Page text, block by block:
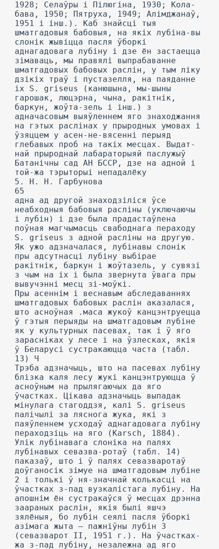
1928; Селаўры і Пілюгіна, 1930; Кола-
бава, 1950; Пятруха, 1949; Алімджанаў,
1951 і інш.). Каб знайсці тыя
шматгадовыя бабовыя, на якіх лубіна-вы
слонік жывіцца пасля ўборкі
аднагадовага лубіну і дзе ён застаецца
зімаваць, мы правялі выпрабаванне
шматгадовых бабовых раслін, у тым ліку
дзікіх траў і пустазелля, на паяданне
іх S. griseus (канюшына, мы-шыны
гарошак, люцэрна, чына, ракітнік,
баркун, жоўта-зель і інш.) з
адначасовым выяўленнем яго знаходжання
на гэтых раслінах у прыродных умовах і
ўзяццем у асен-не-вясенні перыяд
глебавых проб на такіх месцах. Выдат-
най прыроднай лабараторыяй паслужыў
Батанічны сад АН БССР, дзе на адной і
той-жа тэрыторыі непадалёку
5. Н. Н. Гарбунова
65
адна ад другой знаходзіліся ўсе
неабходныя бабовыя расліны (уключаючы
і лубін) і дзе была прадастаўлена
поўная магчымасць свабоднага пераходу
S. griseus з адной расліны на другую.
Як ужо адзначалася, лубінавы слонік
пры адсутнасці лубіну выбірае
ракітнік, баркун і жоўтазель, у сувязі
з чым на іх і была звернута ўвага пры
вывучэнні месц зі-моўкі.
Пры асеннім і веснавым абследаваннях
шматгадовых бабовых раслін аказалася,
што асноўная .маса жукоў канцэнтруецца
ў гэтыя перыяды на шматгадовым лубіне
як у культурных пасевах, так і ў яго
зарасніках у лесе і на ўзлесках, якія
ў Беларусі сустракаюцца часта (табл.
13) Ч
Трэба адзначыць, што на пасевах лубіну
блізка каля лесу жукі канцэнтруюцца ў
асноўным на прылягаючых да яго
ўчастках. Цікава адзначыць выпадак
мінулага стагоддзя, калі S. griseus
палічылі за ляснога жука, які з
паяўленнем усходаў аднагадовага лубіну
пераходзіць на яго (Karsch, 1884).
Улік лубінавага слоніка на палях
лубінавых севазва-ротаў (табл. 14)
паказаў, што і ў палях севазваротаў
доўганосік зімуе на шматгадовым лубіне
2 і толькі ў ня-значнай колькасці на
ўчастках з-пад вузкалістага лубіну. На
апошнім ён сустракаўся ў месцах дрэнна
заараных раслін, якія былі яшчэ
зялёныя, бо лубін сеялі пасля ўборкі
азімага жыта — пажніўны лубін 3
(севазварот II, 1951 г.). На ўчастках-
жа з-пад лубіну, незалежна ад яго